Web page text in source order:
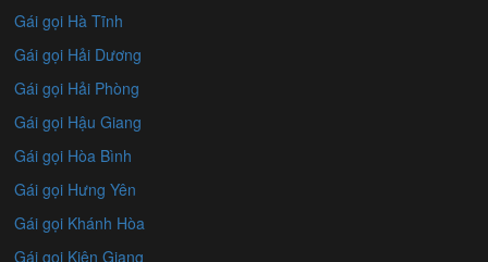
Gái gọi Hà Tĩnh
Gái gọi Hải Dương
Gái gọi Hải Phòng
Gái gọi Hậu Giang
Gái gọi Hòa Bình
Gái gọi Hưng Yên
Gái gọi Khánh Hòa
Gái gọi Kiên Giang